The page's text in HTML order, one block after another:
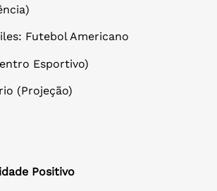
Futebol Americano
Esportivo)
(Projeção)
Positivo